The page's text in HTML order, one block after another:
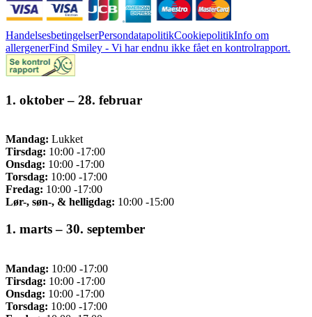
HandelsesbetingelserPersondatapolitikCookiepolitikInfo om
allergenerFind Smiley - Vi har endnu ikke fået en kontrolrapport.
1. oktober – 28. februar
Mandag: Lukket
Tirsdag: 10:00 -17:00
Onsdag: 10:00 -17:00
Torsdag: 10:00 -17:00
Fredag: 10:00 -17:00
Lør-, søn-, & helligdag: 10:00 -15:00
1. marts – 30. september
Mandag: 10:00 -17:00
Tirsdag: 10:00 -17:00
Onsdag: 10:00 -17:00
Torsdag: 10:00 -17:00